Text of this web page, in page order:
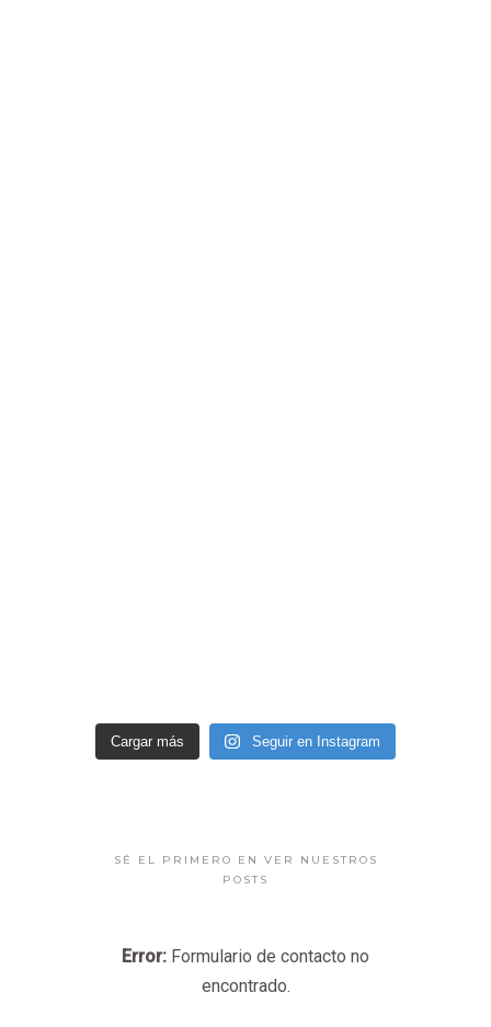
Cargar más Seguir en Instagram
SÉ EL PRIMERO EN VER NUESTROS
POSTS
Error: Formulario de contacto no
encontrado.